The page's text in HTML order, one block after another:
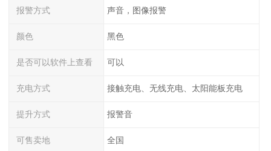
报警方式 声音，图像报警
颜色 黑色
是否可以软件上查看 可以
充电方式 接触充电、无线充电、太阳能板充电
提升方式 报警音
可售卖地 全国